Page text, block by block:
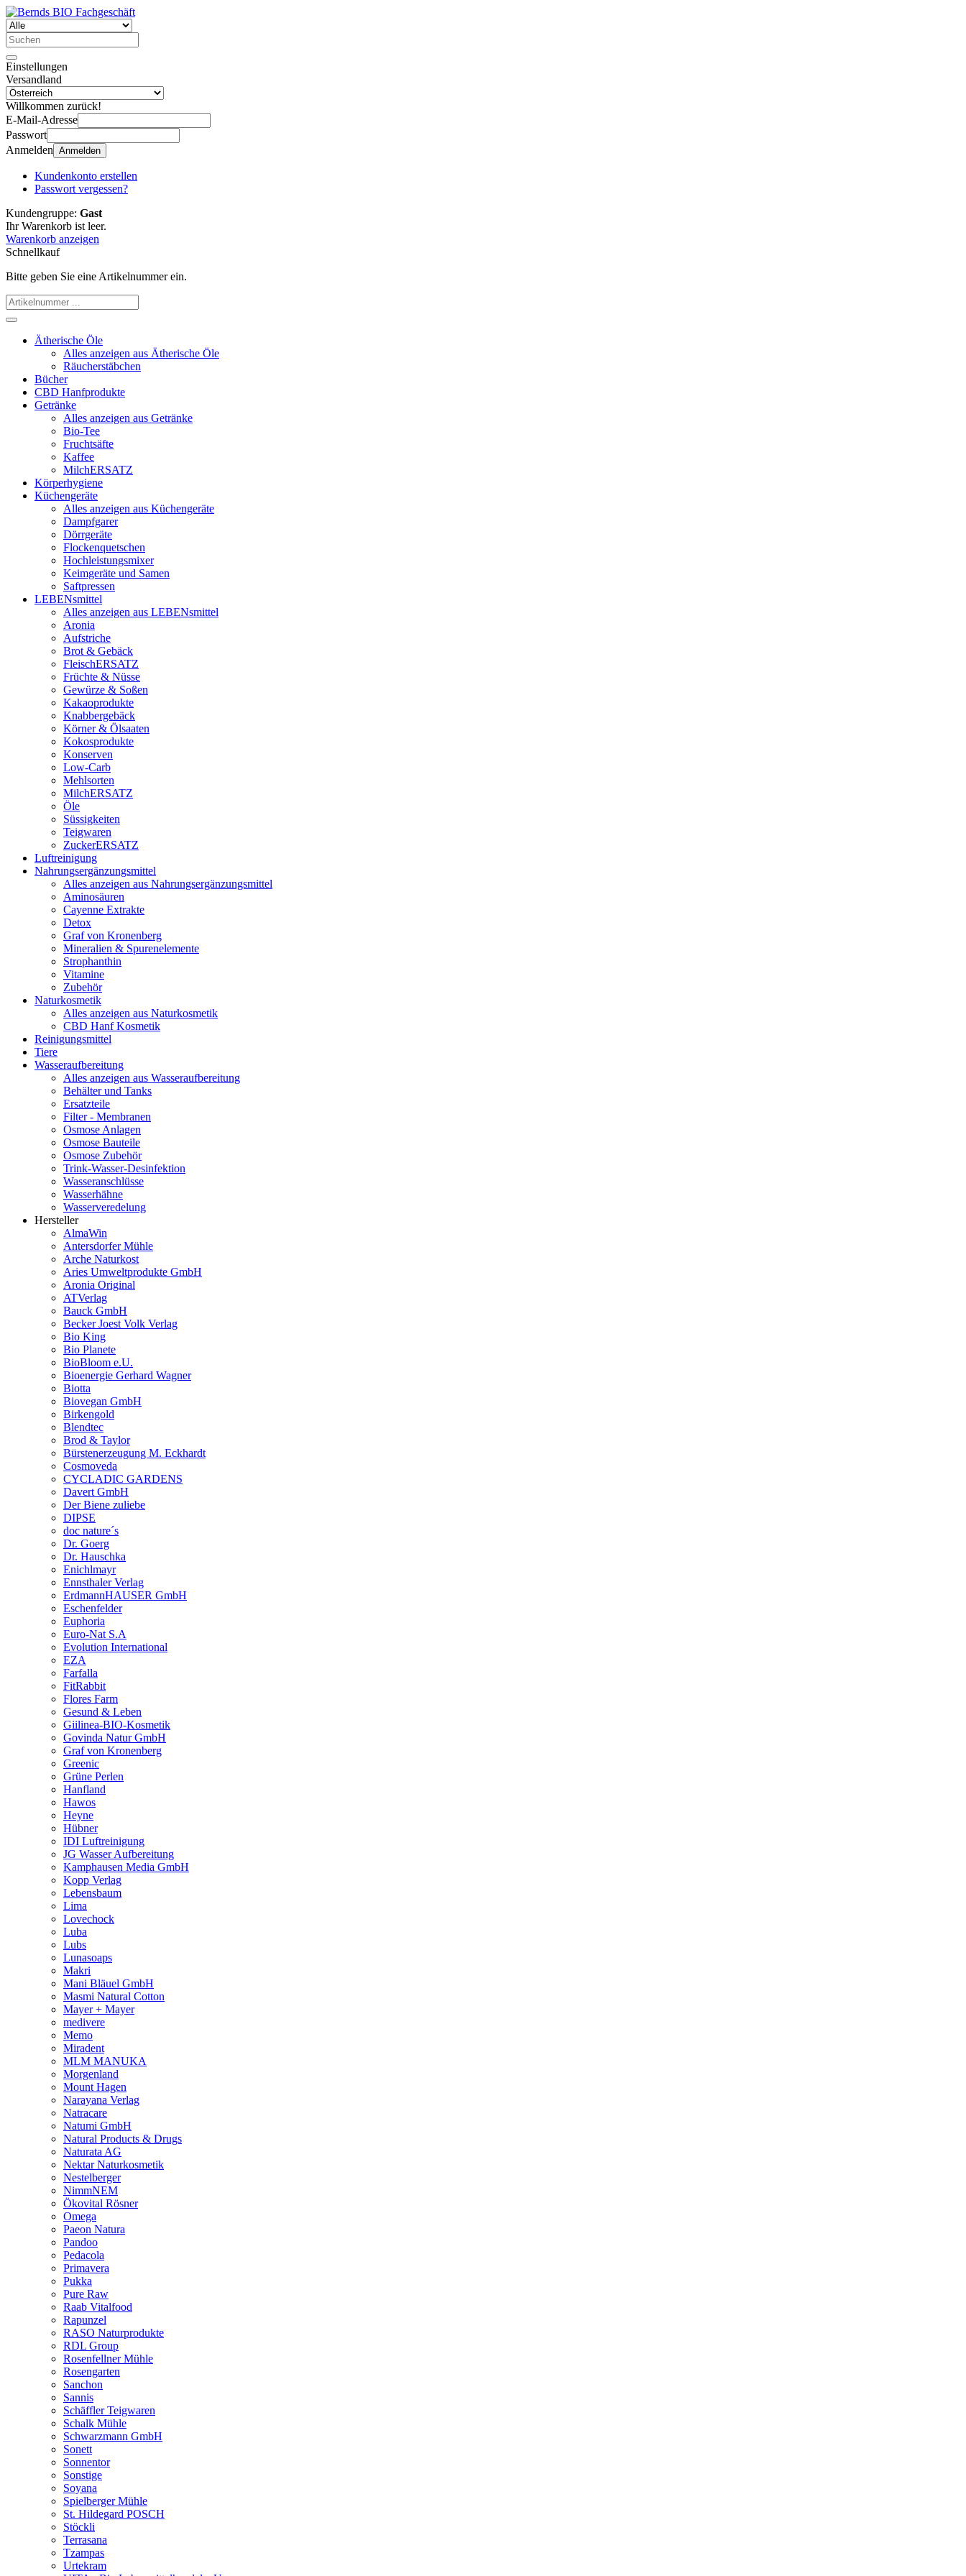
Einstellungen
Versandland
Willkommen zurück!
E-Mail-Adresse
Passwort
Anmelden Anmelden
Kundenkonto erstellen
Passwort vergessen?
Kundengruppe: Gast
Ihr Warenkorb ist leer.
Warenkorb anzeigen
Schnellkauf
Bitte geben Sie eine Artikelnummer ein.
Ätherische Öle
Alles anzeigen aus Ätherische Öle
Räucherstäbchen
Bücher
CBD Hanfprodukte
Getränke
Alles anzeigen aus Getränke
Bio-Tee
Fruchtsäfte
Kaffee
MilchERSATZ
Körperhygiene
Küchengeräte
Alles anzeigen aus Küchengeräte
Dampfgarer
Dörrgeräte
Flockenquetschen
Hochleistungsmixer
Keimgeräte und Samen
Saftpressen
LEBENsmittel
Alles anzeigen aus LEBENsmittel
Aronia
Aufstriche
Brot & Gebäck
FleischERSATZ
Früchte & Nüsse
Gewürze & Soßen
Kakaoprodukte
Knabbergebäck
Körner & Ölsaaten
Kokosprodukte
Konserven
Low-Carb
Mehlsorten
MilchERSATZ
Öle
Süssigkeiten
Teigwaren
ZuckerERSATZ
Luftreinigung
Nahrungsergänzungsmittel
Alles anzeigen aus Nahrungsergänzungsmittel
Aminosäuren
Cayenne Extrakte
Detox
Graf von Kronenberg
Mineralien & Spurenelemente
Strophanthin
Vitamine
Zubehör
Naturkosmetik
Alles anzeigen aus Naturkosmetik
CBD Hanf Kosmetik
Reinigungsmittel
Tiere
Wasseraufbereitung
Alles anzeigen aus Wasseraufbereitung
Behälter und Tanks
Ersatzteile
Filter - Membranen
Osmose Anlagen
Osmose Bauteile
Osmose Zubehör
Trink-Wasser-Desinfektion
Wasseranschlüsse
Wasserhähne
Wasserveredelung
Hersteller
AlmaWin
Antersdorfer Mühle
Arche Naturkost
Aries Umweltprodukte GmbH
Aronia Original
ATVerlag
Bauck GmbH
Becker Joest Volk Verlag
Bio King
Bio Planete
BioBloom e.U.
Bioenergie Gerhard Wagner
Biotta
Biovegan GmbH
Birkengold
Blendtec
Brod & Taylor
Bürstenerzeugung M. Eckhardt
Cosmoveda
CYCLADIC GARDENS
Davert GmbH
Der Biene zuliebe
DIPSE
doc nature´s
Dr. Goerg
Dr. Hauschka
Enichlmayr
Ennsthaler Verlag
ErdmannHAUSER GmbH
Eschenfelder
Euphoria
Euro-Nat S.A
Evolution International
EZA
Farfalla
FitRabbit
Flores Farm
Gesund & Leben
Giilinea-BIO-Kosmetik
Govinda Natur GmbH
Graf von Kronenberg
Greenic
Grüne Perlen
Hanfland
Hawos
Heyne
Hübner
IDI Luftreinigung
JG Wasser Aufbereitung
Kamphausen Media GmbH
Kopp Verlag
Lebensbaum
Lima
Lovechock
Luba
Lubs
Lunasoaps
Makri
Mani Bläuel GmbH
Masmi Natural Cotton
Mayer + Mayer
medivere
Memo
Miradent
MLM MANUKA
Morgenland
Mount Hagen
Narayana Verlag
Natracare
Natumi GmbH
Natural Products & Drugs
Naturata AG
Nektar Naturkosmetik
Nestelberger
NimmNEM
Ökovital Rösner
Omega
Paeon Natura
Pandoo
Pedacola
Primavera
Pukka
Pure Raw
Raab Vitalfood
Rapunzel
RASO Naturprodukte
RDL Group
Rosenfellner Mühle
Rosengarten
Sanchon
Sannis
Schäffler Teigwaren
Schalk Mühle
Schwarzmann GmbH
Sonett
Sonnentor
Sonstige
Soyana
Spielberger Mühle
St. Hildegard POSCH
Stöckli
Terrasana
Tzampas
Urtekram